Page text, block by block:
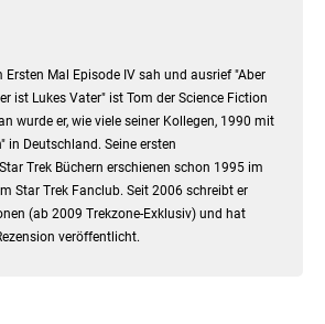
Ersten Mal Episode IV sah und ausrief "Aber
ist Lukes Vater" ist Tom der Science Fiction
wurde er, wie viele seiner Kollegen, 1990 mit
in Deutschland. Seine ersten
Trek Büchern erschienen schon 1995 im
Star Trek Fanclub. Seit 2006 schreibt er
(ab 2009 Trekzone-Exklusiv) und hat
veröffentlicht.